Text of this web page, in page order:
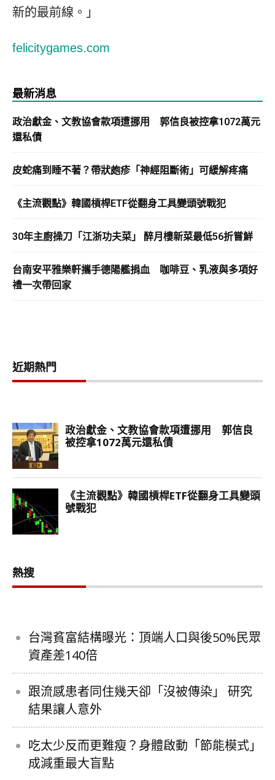
新的最前線。」
felicitygames.com
最新消息
政治獻金、文教協會款項遭挪用 郭信良被控拿1072萬元
還私債
皮蛇痛到睡不著？帶狀皰疹「神經阻斷術」可緩解疼痛
《主流觀點》韓國槓桿ETF從翻身工具變頭號戰犯
30年主廚操刀「江浙功夫菜」 醉月樓新菜最低56折嘗鮮
台南安平雅樂軒攜手德陽艦捐血 咖啡豆、乳液與多項好
禮一次帶回家
近期熱門
熱搜
台灣貧富結構曝光：頂端人口與後50%民眾
資產差140倍
跟流感患者同住幾天卻「沒被傳染」 研究
結果讓人意外
吃太少反而更難瘦？身體啟動「節能模式」
成減重最大盲點